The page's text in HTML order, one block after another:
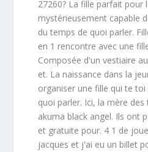
27260? La fille parfait pour
mystérieusement capable
du temps de quoi parler.
en 1 rencontre avec une
Composée d'un vestiaire
et. La naissance dans la
organiser une fille qui te
quoi parler. Ici, la mère des
akuma black angel. Ils ont
et gratuite pour. 4 1 de
jacques et j'ai eu un billet